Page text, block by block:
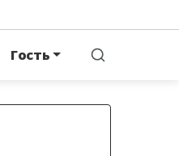
Гость